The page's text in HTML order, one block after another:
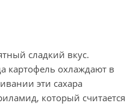
сладкий вкус.
картофель охлаждают в
эти сахара
который считается